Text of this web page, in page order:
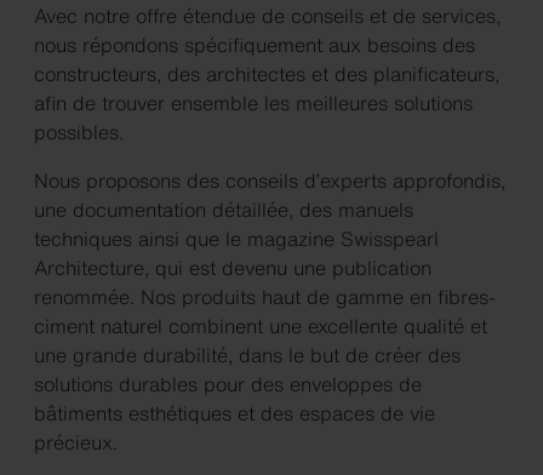
Avec notre offre étendue de conseils et de services,
nous répondons spécifiquement aux besoins des
constructeurs, des architectes et des planificateurs,
afin de trouver ensemble les meilleures solutions
possibles.
Nous proposons des conseils d’experts approfondis,
une documentation détaillée, des manuels
techniques ainsi que le magazine Swisspearl
Architecture, qui est devenu une publication
renommée. Nos produits haut de gamme en fibres-
ciment naturel combinent une excellente qualité et
une grande durabilité, dans le but de créer des
solutions durables pour des enveloppes de
bâtiments esthétiques et des espaces de vie
précieux.